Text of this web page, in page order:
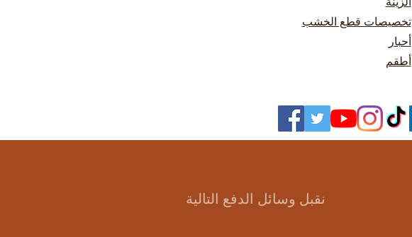
تخصيصات قطع الخشب
أحبار
أطقم
نقبل وسائل الدفع التالية